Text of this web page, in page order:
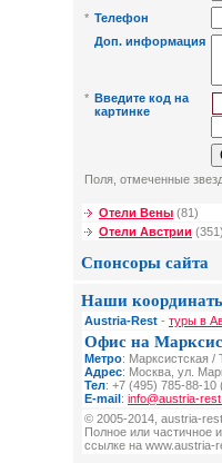
* Телефон
Доп. информация
* Введите код на
картинке
Поля, отмеченные
Отели Вены (81)
Отели Австрии (351)
Спонсоры сайта
Наши
Austria-Rest - туры в
Офис на
Метро: Марксистская /
Адрес: Москва, ул.
Тел: +7 (495) 785-88-10
E-mail: info@austria-
© 2005-2014, austria-
Полное или частичное
ссылке на www.austria-